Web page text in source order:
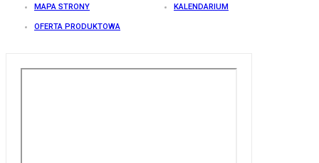
MAPA STRONY KALENDARIUM
OFERTA PRODUKTOWA